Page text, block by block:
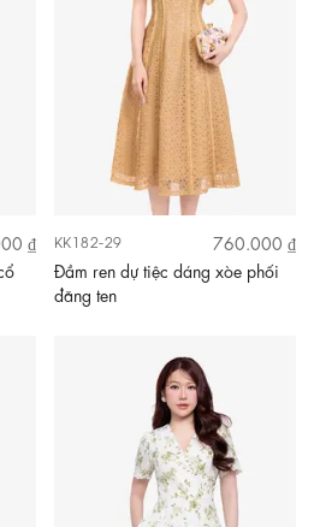
₫
KK182-29
760.000 ₫
Đầm ren dự tiệc dáng xòe phối
đăng ten